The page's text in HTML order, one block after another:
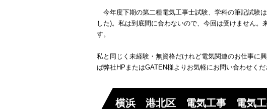
今年度下期の第二種電気工事士試験、学科の筆記試験
した)。私は到底間に合わないので、今回は受けません
す。
私と同じく未経験・無資格だけれど電気関連のお仕事に
ば弊社HPまたはGATEN様よりお気軽にお問い合わせくだ
横浜 港北区 電気工事 電気